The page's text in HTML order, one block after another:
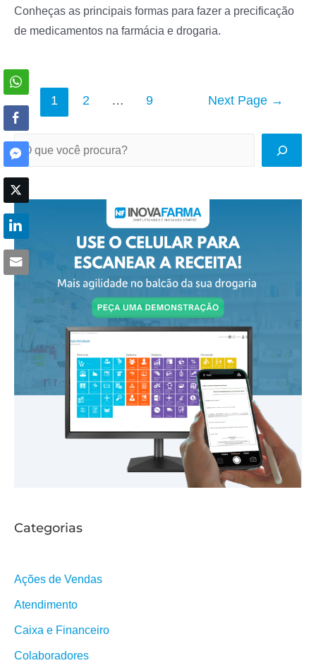
P
e
s
q
u
i
Categorias
Ações de Vendas
Atendimento
Caixa e Financeiro
Colaboradores
Conheças as principais formas para fazer a precificação
de medicamentos na farmácia e drogaria.
Navegação
por
1 2 … 9 Next Page →